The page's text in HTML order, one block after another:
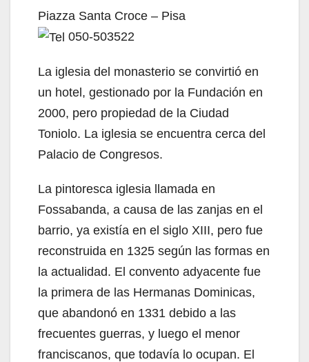
Piazza Santa Croce – Pisa
050-503522
La iglesia del monasterio se convirtió en
un hotel, gestionado por la Fundación en
2000, pero propiedad de la Ciudad
Toniolo. La iglesia se encuentra cerca del
Palacio de Congresos.
La pintoresca iglesia llamada en
Fossabanda, a causa de las zanjas en el
barrio, ya existía en el siglo XIII, pero fue
reconstruida en 1325 según las formas en
la actualidad. El convento adyacente fue
la primera de las Hermanas Dominicas,
que abandonó en 1331 debido a las
frecuentes guerras, y luego el menor
franciscanos, que todavía lo ocupan. El